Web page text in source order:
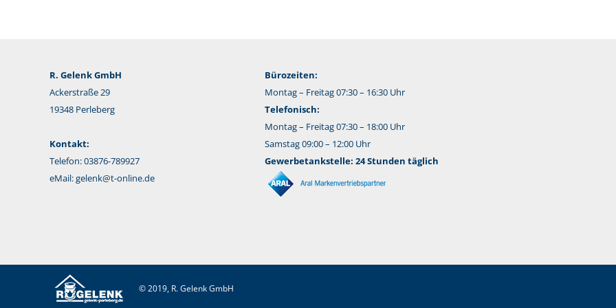
R. Gelenk GmbH
Ackerstraße 29
19348 Perleberg
Kontakt:
Telefon: 03876-789927
eMail:gelenk@t-online.de
Bürozeiten:
Montag – Freitag 07:30 – 16:30 Uhr
Telefonisch:
Montag – Freitag 07:30 – 18:00 Uhr
Samstag 09:00 – 12:00 Uhr
Gewerbetankstelle: 24 Stunden täglich
© 2019, R. Gelenk GmbH